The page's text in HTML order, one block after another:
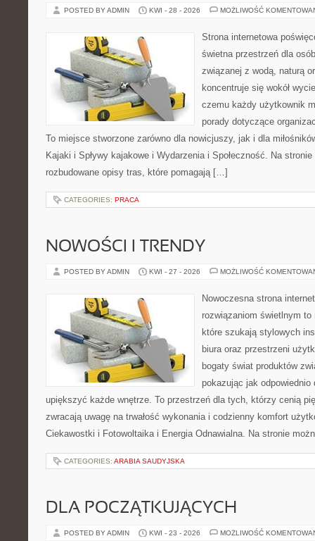
POSTED BY ADMIN KWI - 28 - 2026 MOŻLIWOŚĆ
Strona internetowa
świetna przestrzeń dla
związanej z wodą, naturą
koncentruje się wokół
czemu każdy użytkownik
porady dotyczące
To miejsce stworzone zarówno dla nowicjuszy, jak i dla
Kajaki i Spływy kajakowe i Wydarzenia i Społeczność. Na
rozbudowane opisy tras, które pomagają […]
CATEGORIES: PRACA
NOWOŚCI I TRENDY
POSTED BY ADMIN KWI - 27 - 2026 MOŻLIWOŚĆ
Nowoczesna strona
rozwiązaniom świetlnym
które szukają stylowych
biura oraz przestrzeni
bogaty świat produktów
pokazując jak odpowiednio
upiększyć każde wnętrze. To przestrzeń dla tych, którzy cenią
zwracają uwagę na trwałość wykonania i codzienny komfort
Ciekawostki i Fotowoltaika i Energia Odnawialna. Na stronie
CATEGORIES: ARABIA SAUDYJSKA
DLA POCZĄTKUJĄCYCH
POSTED BY ADMIN KWI - 23 - 2026 MOŻLIWOŚĆ